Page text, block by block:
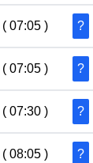
( 07:05 ) ?
( 07:05 ) ?
( 07:30 ) ?
( 08:05 ) ?